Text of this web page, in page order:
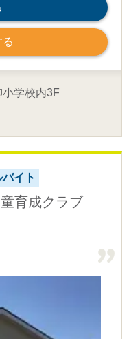
学校内3F
イト
育成クラブ